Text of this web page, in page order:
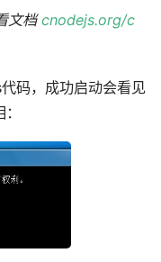
档cnodejs.org/c
码，成功启动会看见